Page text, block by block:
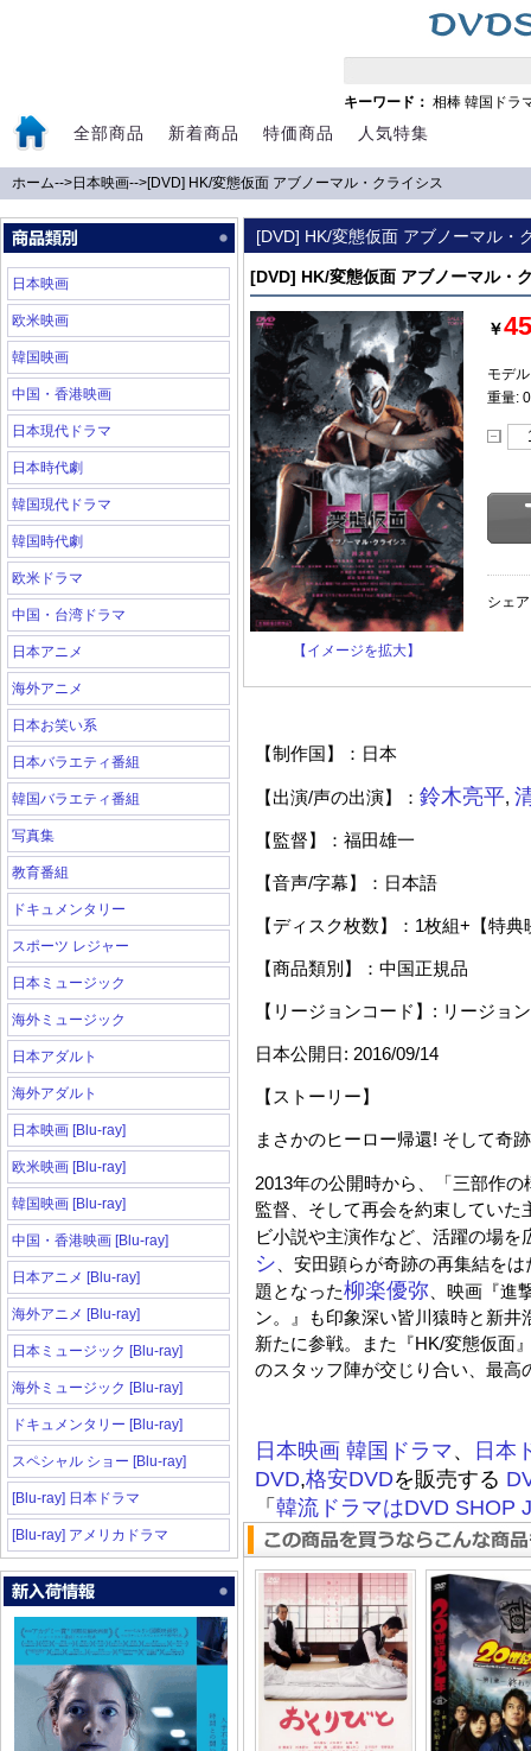
キーワード： 相棒 韓国ドラ
全部商品 新着商品 特価商品 人気特集
ホーム-->日本映画-->[DVD] HK/変態仮面 アブノーマル・クライシス
日本映画
欧米映画
韓国映画
中国・香港映画
日本現代ドラマ
日本時代劇
韓国現代ドラマ
韓国時代劇
欧米ドラマ
中国・台湾ドラマ
日本アニメ
海外アニメ
日本お笑い系
日本バラエティ番組
韓国バラエティ番組
写真集
教育番組
ドキュメンタリー
スポーツ レジャー
日本ミュージック
海外ミュージック
日本アダルト
海外アダルト
日本映画 [Blu-ray]
欧米映画 [Blu-ray]
韓国映画 [Blu-ray]
中国・香港映画 [Blu-ray]
日本アニメ [Blu-ray]
海外アニメ [Blu-ray]
日本ミュージック [Blu-ray]
海外ミュージック [Blu-ray]
ドキュメンタリー [Blu-ray]
スペシャル ショー [Blu-ray]
[Blu-ray] 日本ドラマ
[Blu-ray] アメリカドラマ
[DVD] HK/変態仮面 アブノーマル・
[DVD] HK/変態仮面 アブノーマル・
【イメージを拡大】
￥
モデ
重量:
シェ
【制作国】：日本
【出演/声の出演】： 鈴木亮平,
【監督】：福田雄一
【音声/字幕】：日本語
【ディスク枚数】： 1枚組+ 【特
【商品類別】：中国正規品
【リージョンコード】 : リージョ
日本公開日 : 2016/09/14
【ストーリー】
まさかのヒーロー帰還! そして奇
2013年の公開時から、「三部作
監督、そして再会を約束していた
ビ小説や主演作など、活躍の場を
シ 、安田顕らが奇跡の再集結を
題となった柳楽優弥 、映画『進
ン。』も印象深い皆川猿時と新
新たに参戦。また『HK/変態仮面
のスタッフ陣が交じり合い、最高
日本映画 韓国ドラマ、
日本
DVD,格安DVDを販売する
「 韓流ドラマはDVD SHOP